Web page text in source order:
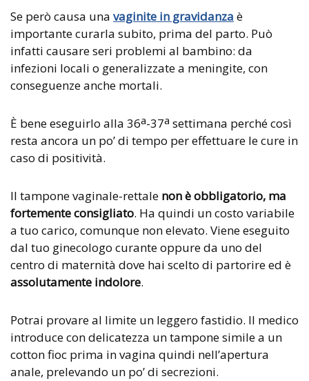
Se però causa una vaginite in gravidanza è
importante curarla subito, prima del parto. Può
infatti causare seri problemi al bambino: da
infezioni locali o generalizzate a meningite, con
conseguenze anche mortali.
È bene eseguirlo alla 36a-37a settimana perché così
resta ancora un po’ di tempo per effettuare le cure in
caso di positività.
Il tampone vaginale-rettale non è obbligatorio, ma
fortemente consigliato. Ha quindi un costo variabile
a tuo carico, comunque non elevato. Viene eseguito
dal tuo ginecologo curante oppure da uno del
centro di maternità dove hai scelto di partorire ed è
assolutamente indolore.
Potrai provare al limite un leggero fastidio. Il medico
introduce con delicatezza un tampone simile a un
cotton fioc prima in vagina quindi nell’apertura
anale, prelevando un po’ di secrezioni.